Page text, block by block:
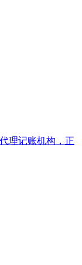
理记账机构，正